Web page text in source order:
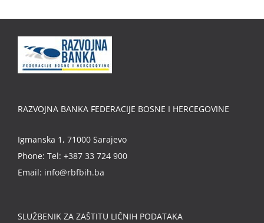
RAZVOJNA BANKA FEDERACIJE BOSNE I HERCEGOVINE
Igmanska 1, 71000 Sarajevo
Phone: Tel: +387 33 724 900
Email: info@rbfbih.ba
SLUŽBENIK ZA ZAŠTITU LIČNIH PODATAKA